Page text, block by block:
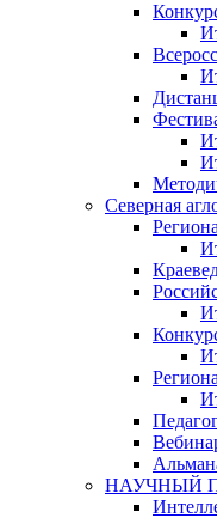
Северная
НАУЧНЫЙ